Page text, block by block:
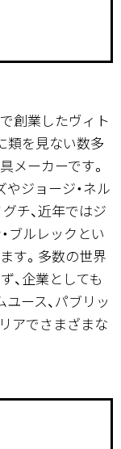
創業したヴィト
類を見ない数多
メーカーです。
ジョージ・ネル
グチ、近年ではジ
ブルレックとい
す。多数の世界
、企業としても
ース、パブリッ
アでさまざまな